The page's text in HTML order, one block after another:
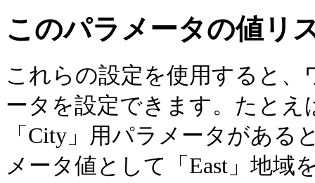
このパラメータの値リ
これらの設定を使用すると、
ータを設定できます。たとえ
「City」用パラメータがあ
メータ値として「East」地域